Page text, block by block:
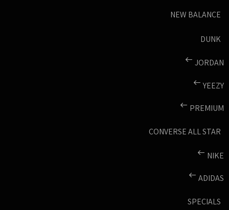
NEW BALANCE
DUNK
JORDAN
YEEZY
PREMIUM
CONVERSE ALL STAR
NIKE
ADIDAS
SPECIALS